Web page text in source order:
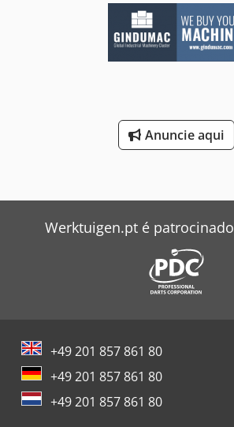
Anuncie aqui
Werktuigen.pt é
+49 201 857 861 80
+49 201 857 861 80
+49 201 857 861 80